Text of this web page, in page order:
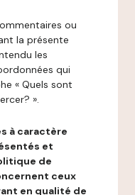
ou
la présente
les
qui
« Quels sont
».
à caractère
et
de
ceux
en qualité de